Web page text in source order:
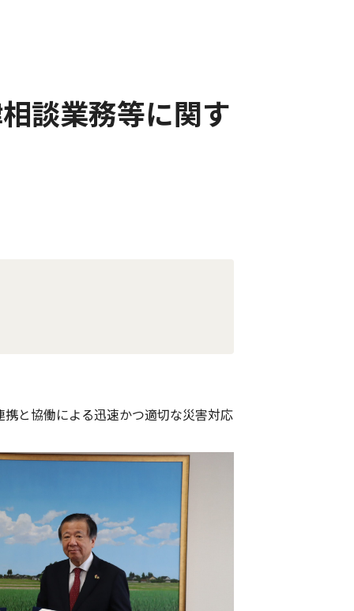
談業務等に関す
と協働による迅速かつ適切な災害対応